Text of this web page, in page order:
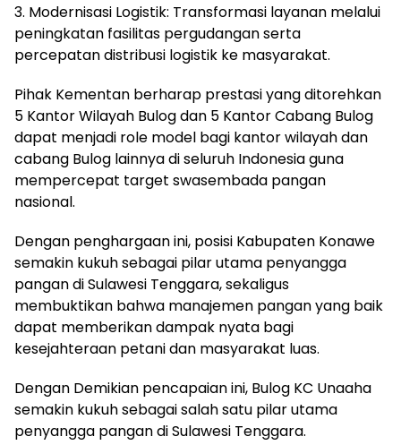
3. Modernisasi Logistik: Transformasi layanan melalui
peningkatan fasilitas pergudangan serta
percepatan distribusi logistik ke masyarakat.
Pihak Kementan berharap prestasi yang ditorehkan
5 Kantor Wilayah Bulog dan 5 Kantor Cabang Bulog
dapat menjadi role model bagi kantor wilayah dan
cabang Bulog lainnya di seluruh Indonesia guna
mempercepat target swasembada pangan
nasional.
​Dengan penghargaan ini, posisi Kabupaten Konawe
semakin kukuh sebagai pilar utama penyangga
pangan di Sulawesi Tenggara, sekaligus
membuktikan bahwa manajemen pangan yang baik
dapat memberikan dampak nyata bagi
kesejahteraan petani dan masyarakat luas.
Dengan Demikian pencapaian ini, Bulog KC Unaaha
semakin kukuh sebagai salah satu pilar utama
penyangga pangan di Sulawesi Tenggara.